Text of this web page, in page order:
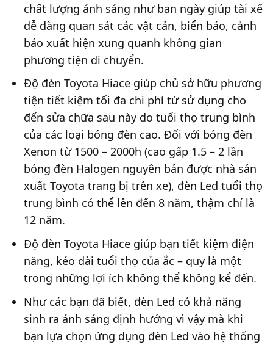
chất lượng ánh sáng như ban ngày giúp tài xế
dễ dàng quan sát các vật cản, biển báo, cảnh
báo xuất hiện xung quanh không gian
phương tiện di chuyển.
Độ đèn Toyota Hiace giúp chủ sở hữu phương
tiện tiết kiệm tối đa chi phí từ sử dụng cho
đến sửa chữa sau này do tuổi thọ trung bình
của các loại bóng đèn cao. Đối với bóng đèn
Xenon từ 1500 – 2000h (cao gấp 1.5 – 2 lần
bóng đèn Halogen nguyên bản được nhà sản
xuất Toyota trang bị trên xe), đèn Led tuổi thọ
trung bình có thể lên đến 8 năm, thậm chí là
12 năm.
Độ đèn Toyota Hiace giúp bạn tiết kiệm điện
năng, kéo dài tuổi thọ của ắc – quy là một
trong những lợi ích không thể không kể đến.
Như các bạn đã biết, đèn Led có khả năng
sinh ra ánh sáng định hướng vì vậy mà khi
bạn lựa chọn ứng dụng đèn Led vào hệ thống